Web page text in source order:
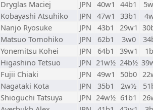
Dryglas Maciej JPN 40w1 44b1
Kobayashi Atsuhiko JPN 47w1 33b1
Nanjo Ryosuke JPN 43b1 29w1
Matsuo Tomohiko JPN 62b1 3w0
Yonemitsu Kohei JPN 64b1 39w1
Higashino Tetsuo JPN 21w½ 24b½
Fujii Chiaki JPN 49w1 50b0
Nagataki Kota JPN 35b1 2w½
Shioguchi Tatsuya JPN 24w½ 61b1